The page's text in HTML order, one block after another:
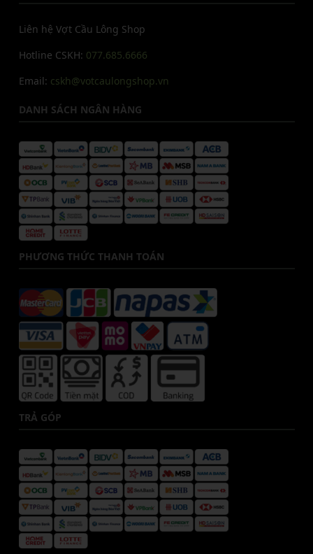
Liên hệ Vợt Cầu Lông Shop
Hotline CSKH: 077.685.6666
Email: cskh@votcaulongshop.vn
DANH SÁCH NGÂN HÀNG
PHƯƠNG THỨC THANH TOÁN
TRẢ GÓP